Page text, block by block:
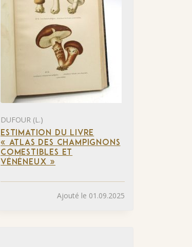
DUFOUR (L.)
ESTIMATION DU LIVRE
« ATLAS DES CHAMPIGNONS
COMESTIBLES ET
VÉNÉNEUX »
Ajouté le 01.09.2025